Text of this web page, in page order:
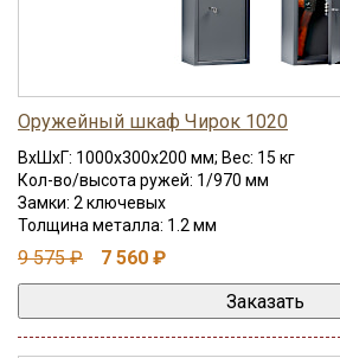
Оружейный шкаф Чирок 1020
ВхШхГ: 1000x300x200 мм; Вес: 15 кг
Кол-во/высота ружей: 1/970 мм
Замки: 2 ключевых
Толщина металла: 1.2 мм
9 575 ₽ 7 560 ₽